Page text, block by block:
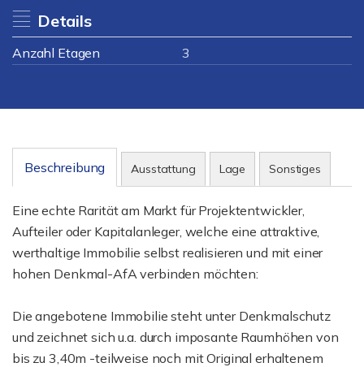
Details
Anzahl Etagen 3
Beschreibung Ausstattung Lage Sonstiges
Eine echte Rarität am Markt für Projektentwickler,
Aufteiler oder Kapitalanleger, welche eine attraktive,
werthaltige Immobilie selbst realisieren und mit einer
hohen Denkmal-AfA verbinden möchten:
Die angebotene Immobilie steht unter Denkmalschutz
und zeichnet sich u.a. durch imposante Raumhöhen von
bis zu 3,40m -teilweise noch mit Original erhaltenem